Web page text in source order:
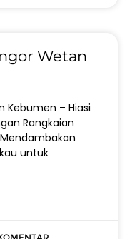
Wetan
Kebumen – Hiasi
Rangkaian
untuk